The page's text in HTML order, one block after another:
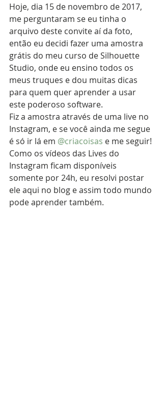
Hoje, dia 15 de novembro de 2017,
me perguntaram se eu tinha o
arquivo deste convite aí da foto,
então eu decidi fazer uma amostra
grátis do meu curso de Silhouette
Studio, onde eu ensino todos os
meus truques e dou muitas dicas
para quem quer aprender a usar
este poderoso software.
Fiz a amostra através de uma live no
Instagram, e se você ainda me segue
é só ir lá em @criacoisas e me seguir!
Como os vídeos das Lives do
Instagram ficam disponíveis
somente por 24h, eu resolvi postar
ele aqui no blog e assim todo mundo
pode aprender também.